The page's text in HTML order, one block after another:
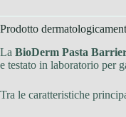
Prodotto
La BioDerm Pasta
e testato in laboratorio per
Tra le caratteristiche